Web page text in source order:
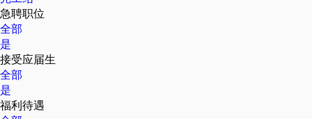
急聘职位
全部
是
接受应届生
全部
是
福利待遇